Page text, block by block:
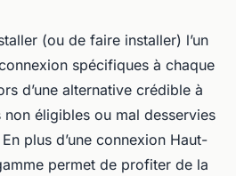
(ou de faire installer) l’un
spécifiques à chaque
d’une alternative crédible à
non éligibles ou mal desservies
plus d’une connexion Haut-
permet de profiter de la